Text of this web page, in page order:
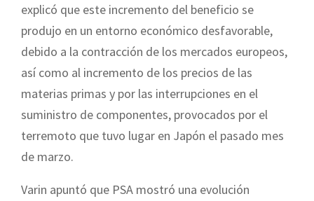
explicó que este incremento del beneficio se
produjo en un entorno económico desfavorable,
debido a la contracción de los mercados europeos,
así como al incremento de los precios de las
materias primas y por las interrupciones en el
suministro de componentes, provocados por el
terremoto que tuvo lugar en Japón el pasado mes
de marzo.
Varin apuntó que PSA mostró una evolución